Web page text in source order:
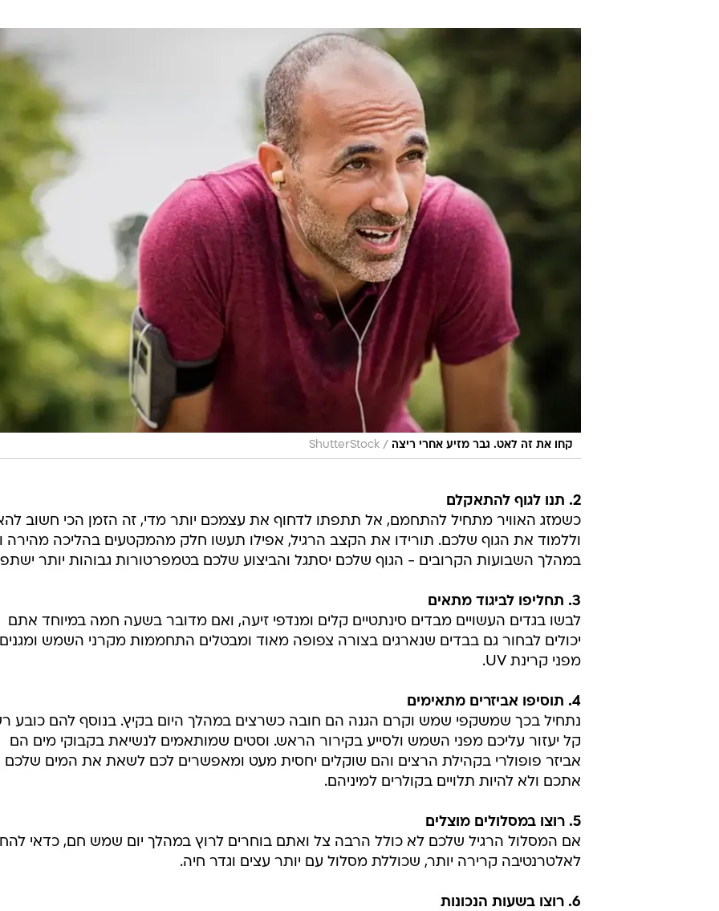
קחו את זה לאט. גבר מזיע אחרי ריצה /
ShutterStock
2. תנו לגוף להתאקלם
כשמזג האוויר מתחיל להתחמם, אל תתפתו לדחוף את עצמכם יותר מדי, זה הזמן הכי חשוב
וללמוד את הגוף שלכם. תורידו את הקצב הרגיל, אפילו תעשו חלק מהמקטעים בהליכה מהירה
במהלך השבועות הקרובים - הגוף שלכם יסתגל והביצוע שלכם בטמפרטורות גבוהות יותר
3. תחליפו לביגוד מתאים
לבשו בגדים העשויים מבדים סינתטיים קלים ומנדפי זיעה, ואם מדובר בשעה חמה במיוחד אתם
יכולים לבחור גם בבדים שנארגים בצורה צפופה מאוד ומבטלים התחממות מקרני השמש ומגנים
מפני קרינת UV.
4. תוסיפו אביזרים מתאימים
נתחיל בכך שמשקפי שמש וקרם הגנה הם חובה כשרצים במהלך היום בקיץ. בנוסף להם כובע
קל יעזור עליכם מפני השמש ולסייע בקירור הראש. וסטים שמותאמים לנשיאת בקבוקי מים הם
אביזר פופולרי בקהילת הרצים והם שוקלים יחסית מעט ומאפשרים לכם לשאת את המים שלכם
אתכם ולא להיות תלויים בקולרים למיניהם.
5. רוצו במסלולים מוצלים
אם המסלול הרגיל שלכם לא כולל הרבה צל ואתם בוחרים לרוץ במהלך יום שמש חם, כדאי
לאלטרנטיבה קרירה יותר, שכוללת מסלול עם יותר עצים וגדר חיה.
6. רוצו בשעות הנכונות